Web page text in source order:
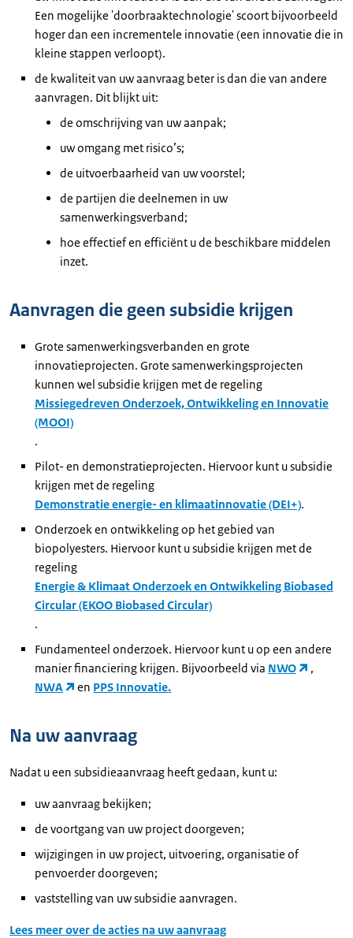
Een mogelijke 'doorbraaktechnologie' scoort bijvoorbeeld
hoger dan een incrementele innovatie (een innovatie die in
kleine stappen verloopt).
de kwaliteit van uw aanvraag beter is dan die van andere
aanvragen. Dit blijkt uit:
de omschrijving van uw aanpak;
uw omgang met risico’s;
de uitvoerbaarheid van uw voorstel;
de partijen die deelnemen in uw
samenwerkingsverband;
hoe effectief en efficiënt u de beschikbare middelen
inzet.
Aanvragen die geen subsidie krijgen
Grote samenwerkingsverbanden en grote
innovatieprojecten. Grote samenwerkingsprojecten
kunnen wel subsidie krijgen met de regeling
Missiegedreven Onderzoek, Ontwikkeling en Innovatie
(MOOI)
.
Pilot- en demonstratieprojecten. Hiervoor kunt u subsidie
krijgen met de regeling
Demonstratie energie- en klimaatinnovatie (DEI+).
Onderzoek en ontwikkeling op het gebied van
biopolyesters. Hiervoor kunt u subsidie krijgen met de
regeling
Energie & Klimaat Onderzoek en Ontwikkeling Biobased
Circular (EKOO Biobased Circular)
.
Fundamenteel onderzoek. Hiervoor kunt u op een andere
manier financiering krijgen. Bijvoorbeeld via NWO
,
NWA
en PPS Innovatie.
Na uw aanvraag
Nadat u een subsidieaanvraag heeft gedaan, kunt u:
uw aanvraag bekijken;
de voortgang van uw project doorgeven;
wijzigingen in uw project, uitvoering, organisatie of
penvoerder doorgeven;
vaststelling van uw subsidie aanvragen.
Lees meer over de acties na uw aanvraag